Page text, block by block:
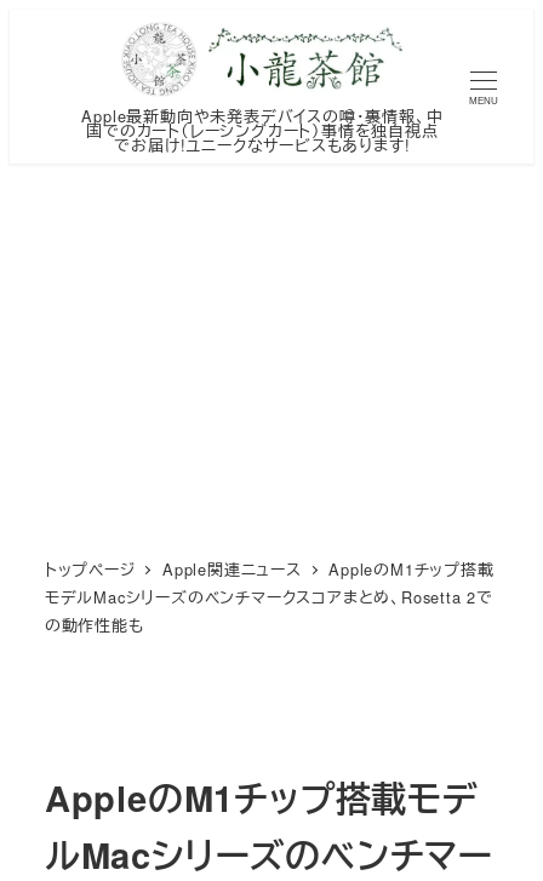
Apple最新動向や未発表デバイスの噂・裏情報、中
国でのカート（レーシングカート）事情を独自視点
でお届け!ユニークなサービスもあります!
MENU
トップページ Apple関連ニュース
AppleのM1チップ搭載
モデルMacシリーズのベンチマークスコアまとめ、Rosetta 2で
の動作性能も
AppleのM1チップ搭載モデ
ルMacシリーズのベンチマー